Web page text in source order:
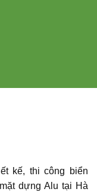
kế, thi công biển
dựng Alu tại Hà